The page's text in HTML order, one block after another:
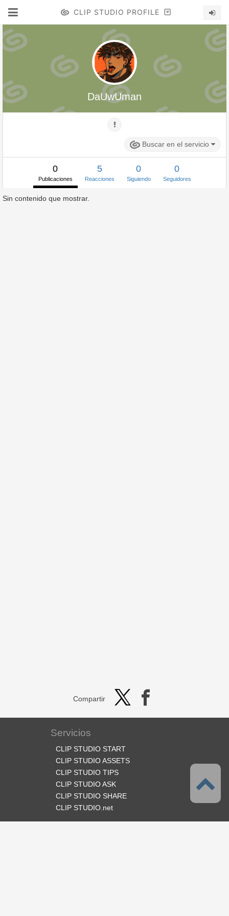
CLIP STUDIO PROFILE
DaUwUman
Buscar en el servicio
0
Publicaciones
5
Reacciones
0
Siguiendo
0
Seguidores
Sin contenido que mostrar.
Compartir
Servicios
CLIP STUDIO START
CLIP STUDIO ASSETS
CLIP STUDIO TIPS
CLIP STUDIO ASK
CLIP STUDIO SHARE
CLIP STUDIO.net